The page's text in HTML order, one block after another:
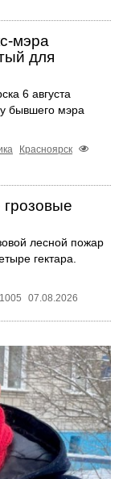
мэра
для
6 августа
бывшего мэра
Красноярск
лесной пожар
гектара.
1005 07.08.2026